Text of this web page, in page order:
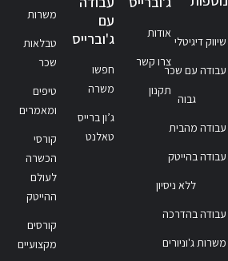
שיווק דיגיטלי
עבודה עם שכר
גבוה
עבודה מהבית
עבודה בהייטק
ללא ניסיון
עבודה בהדרכה
משרות ג'וניורים
אודות
צרו קשר
תקנון
עם
ג'וברייס
חפשו
משרה
ג’ון ברייס
טאלנט
משרות
טבלאות
שכר
טיפים
ומאמרים
קורסי
הכשרה
לעולם
ההייטק
קורסים
מקצועיים